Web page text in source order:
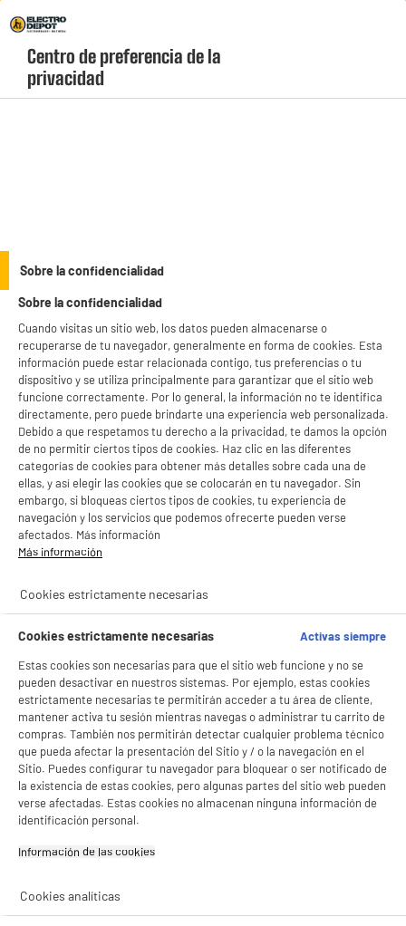
Menú
geolocation-header-icon-text
account
Inox/Negro - Accesorios Incluidos
product_anchor_characteristics
24€96
Cuyo0€ 12
Descripción
Rechazar todas
BIENVENIDO a ELECTRO
DEPOT
Con el fin de mejorar tu experiencia, y tras tu consentimiento, ELECTRO DEPOT
y sus socios utilizan cookies que procesan tus datos personales para:
- compartir contenido adaptado a tus preferencias
- facilitar el intercambio de contenido en las redes sociales
Consulta la política de cookies.
Centro de preferencia de la
privacidad
Sobre la confidencialidad
Sobre la confidencialidad
Cuando visitas un sitio web, los datos pueden almacenarse o
recuperarse de tu navegador, generalmente en forma de cookies. Esta
información puede estar relacionada contigo, tus preferencias o tu
dispositivo y se utiliza principalmente para garantizar que el sitio web
funcione correctamente. Por lo general, la información no te identifica
directamente, pero puede brindarte una experiencia web personalizada.
Debido a que respetamos tu derecho a la privacidad, te damos la opción
de no permitir ciertos tipos de cookies. Haz clic en las diferentes
categorías de cookies para obtener más detalles sobre cada una de
ellas, y así elegir las cookies que se colocarán en tu navegador. Sin
embargo, si bloqueas ciertos tipos de cookies, tu experiencia de
navegación y los servicios que podemos ofrecerte pueden verse
afectados. Más información
Más información
Cookies estrictamente necesarias
Cookies estrictamente necesarias
Activas siempre
Estas cookies son necesarias para que el sitio web funcione y no se
pueden desactivar en nuestros sistemas. Por ejemplo, estas cookies
estrictamente necesarias te permitirán acceder a tu área de cliente,
mantener activa tu sesión mientras navegas o administrar tu carrito de
compras. También nos permitirán detectar cualquier problema técnico
que pueda afectar la presentación del Sitio y / o la navegación en el
Sitio. Puedes configurar tu navegador para bloquear o ser notificado de
la existencia de estas cookies, pero algunas partes del sitio web pueden
verse afectadas. Estas cookies no almacenan ninguna información de
identificación personal.
Información de las cookies‎
Cookies analíticas